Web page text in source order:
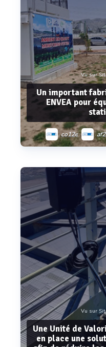
Vu sur
Un important
ENVEA pour
co12e
Vu sur
Une Unité de
en place une